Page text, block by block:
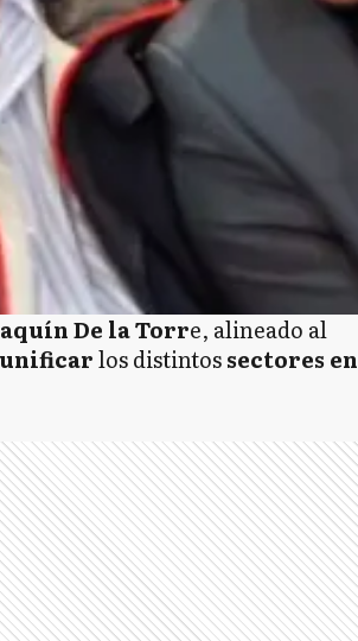
De la Torre, alineado al
los distintossectores en